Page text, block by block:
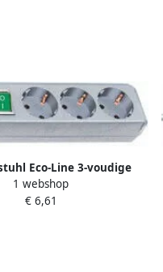
Eco-Line 3-voudige
met schakelaar |
1152340015
1 webshop
€ 6,61